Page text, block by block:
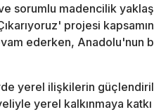
sorumlu madencilik
projesi
ederken, Anadolu'nun
yerel ilişkilerin
yerel kalkınmaya